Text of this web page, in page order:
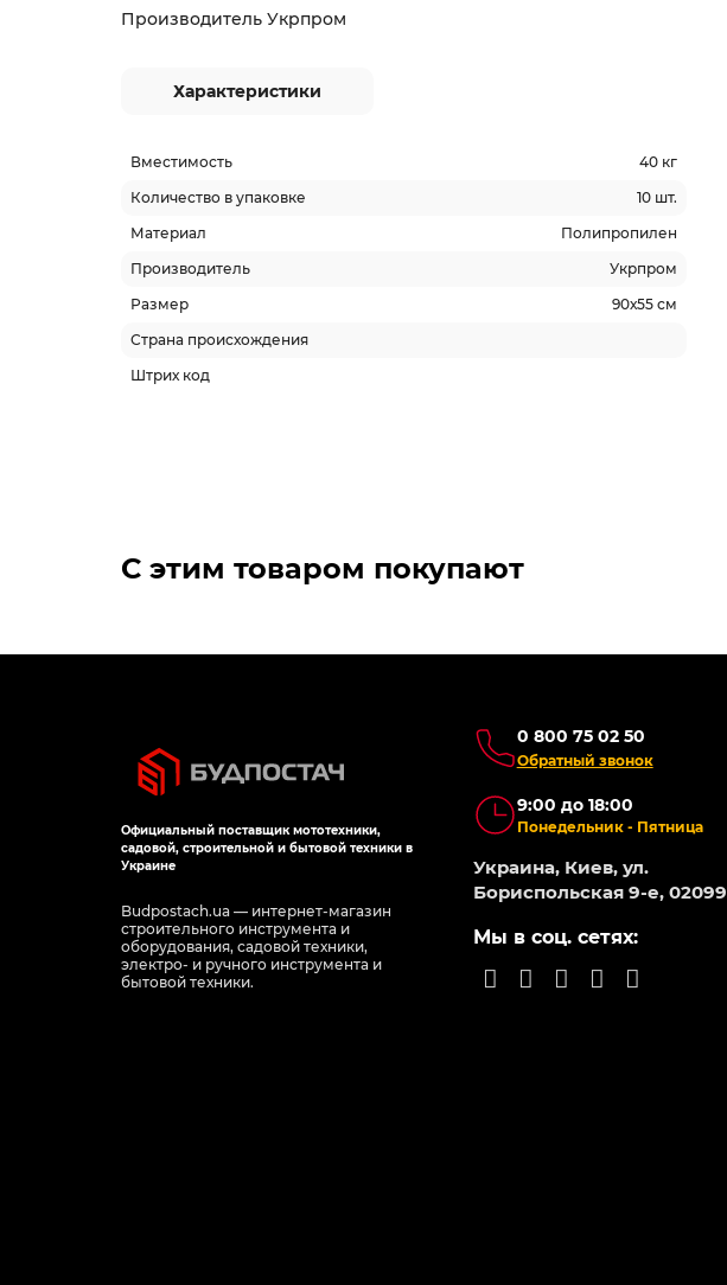
Производитель Укрпром
Характеристики
Вместимость
40 кг
Количество в упаковке
10 шт.
Материал
Полипропилен
Производитель
Укрпром
Размер
90х55 см
Страна происхождения
Штрих код
С этим товаром покупают
Официальный поставщик мототехники,
садовой, строительной и бытовой техники в
Украине
Budpostach.ua — интернет-магазин
строительного инструмента и
оборудования, садовой техники,
электро- и ручного инструмента и
бытовой техники.
0 800 75 02 50
Обратный звонок
9:00 до 18:00
Понедельник - Пятница
Украина, Киев, ул.
Бориспольская 9-е, 02099
Мы в соц. сетях: